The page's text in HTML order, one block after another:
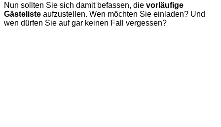
Nun sollten Sie sich damit befassen, die vorläufige
Gästeliste aufzustellen. Wen möchten Sie einladen? Und
wen dürfen Sie auf gar keinen Fall vergessen?